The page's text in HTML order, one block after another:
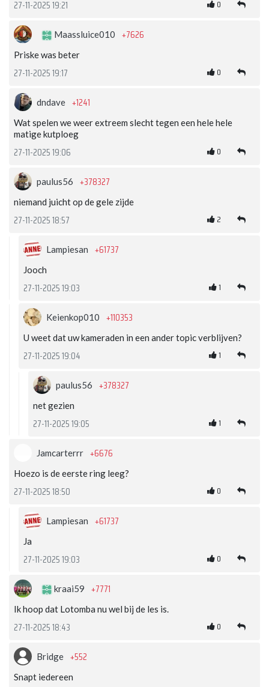
27-11-2025 19:21 0
Maassluice010 +7626
Priske was beter
27-11-2025 19:17 0
dndave +1241
Wat spelen we weer extreem slecht tegen een hele hele
matige kutploeg
27-11-2025 19:06 0
paulus56 +378327
niemand juicht op de gele zijde
27-11-2025 18:57 2
Lampiesan +61737
Jooch
27-11-2025 19:03 1
Keienkop010 +110353
U weet dat uw kameraden in een ander topic verblijven?
27-11-2025 19:04 1
paulus56 +378327
net gezien
27-11-2025 19:05 1
Jamcarterrr +6676
Hoezo is de eerste ring leeg?
27-11-2025 18:50 0
Lampiesan +61737
Ja
27-11-2025 19:03 0
kraai59 +7771
Ik hoop dat Lotomba nu wel bij de les is.
27-11-2025 18:43 0
Bridge +552
Snapt iedereen